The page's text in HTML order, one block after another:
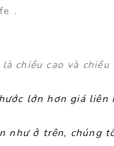
.
chiều cao và
lớn hơn giá liên
như ở trên, chúng